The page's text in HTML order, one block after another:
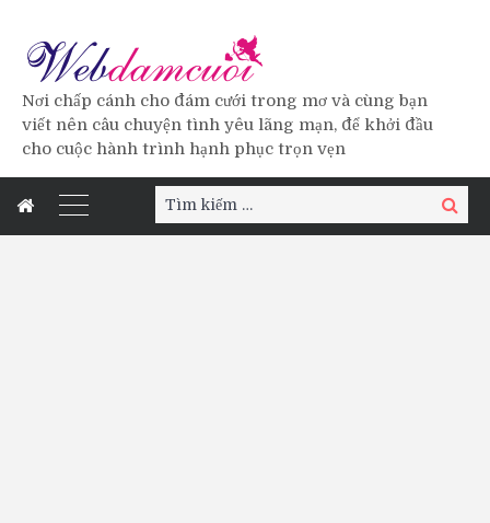
Nơi chấp cánh cho đám cưới trong mơ và cùng bạn
viết nên câu chuyện tình yêu lãng mạn, để khởi đầu
cho cuộc hành trình hạnh phục trọn vẹn
Tìm
kiếm:
Tìm
kiếm